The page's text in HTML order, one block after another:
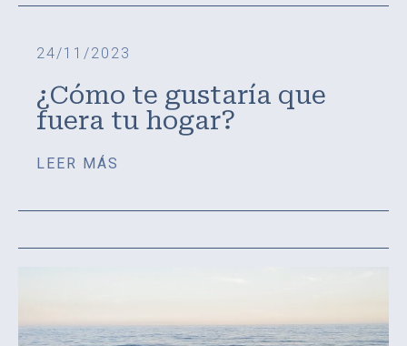
24/11/2023
¿Cómo te gustaría que
fuera tu hogar?
LEER MÁS